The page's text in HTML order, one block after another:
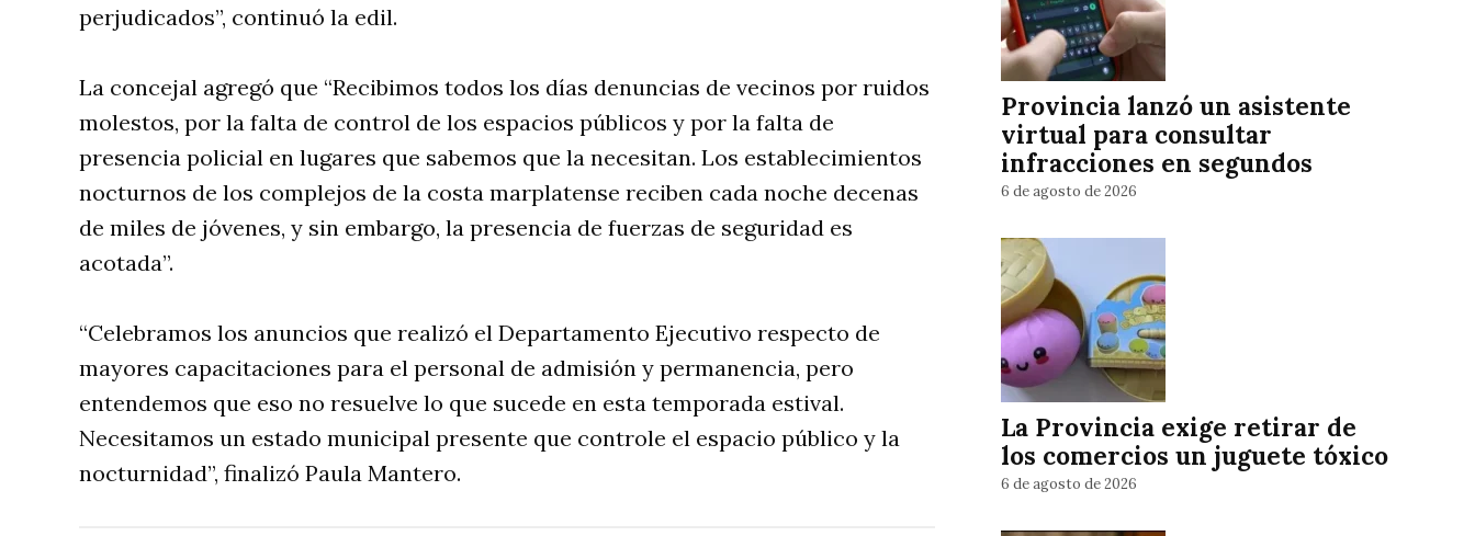
perjudicados”, continuó la edil.
La concejal agregó que “Recibimos todos los días denuncias de vecinos por ruidos
molestos, por la falta de control de los espacios públicos y por la falta de
presencia policial en lugares que sabemos que la necesitan. Los establecimientos
nocturnos de los complejos de la costa marplatense reciben cada noche decenas
de miles de jóvenes, y sin embargo, la presencia de fuerzas de seguridad es
acotada”.
“Celebramos los anuncios que realizó el Departamento Ejecutivo respecto de
mayores capacitaciones para el personal de admisión y permanencia, pero
entendemos que eso no resuelve lo que sucede en esta temporada estival.
Necesitamos un estado municipal presente que controle el espacio público y la
nocturnidad”, finalizó Paula Mantero.
Provincia lanzó un asistente
virtual para consultar
infracciones en segundos
6 de agosto de 2026
La Provincia exige retirar de
los comercios un juguete tóxico
6 de agosto de 2026